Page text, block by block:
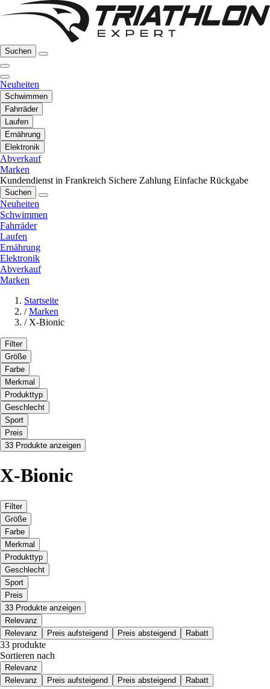
Suchen
Neuheiten
Schwimmen
Fahrräder
Laufen
Ernährung
Elektronik
Abverkauf
Marken
Kundendienst in Frankreich Sichere Zahlung Einfache Rückgabe
Suchen
Neuheiten
Schwimmen
Fahrräder
Laufen
Ernährung
Elektronik
Abverkauf
Marken
Startseite
/ Marken
/ X-Bionic
Filter
Größe
Farbe
Merkmal
Produkttyp
Geschlecht
Sport
Preis
33 Produkte anzeigen
X-Bionic
Filter
Größe
Farbe
Merkmal
Produkttyp
Geschlecht
Sport
Preis
33 Produkte anzeigen
Relevanz
Relevanz
Preis aufsteigend Preis absteigend Rabatt
33 produkte
Sortieren nach
Relevanz
Relevanz
Preis aufsteigend Preis absteigend Rabatt